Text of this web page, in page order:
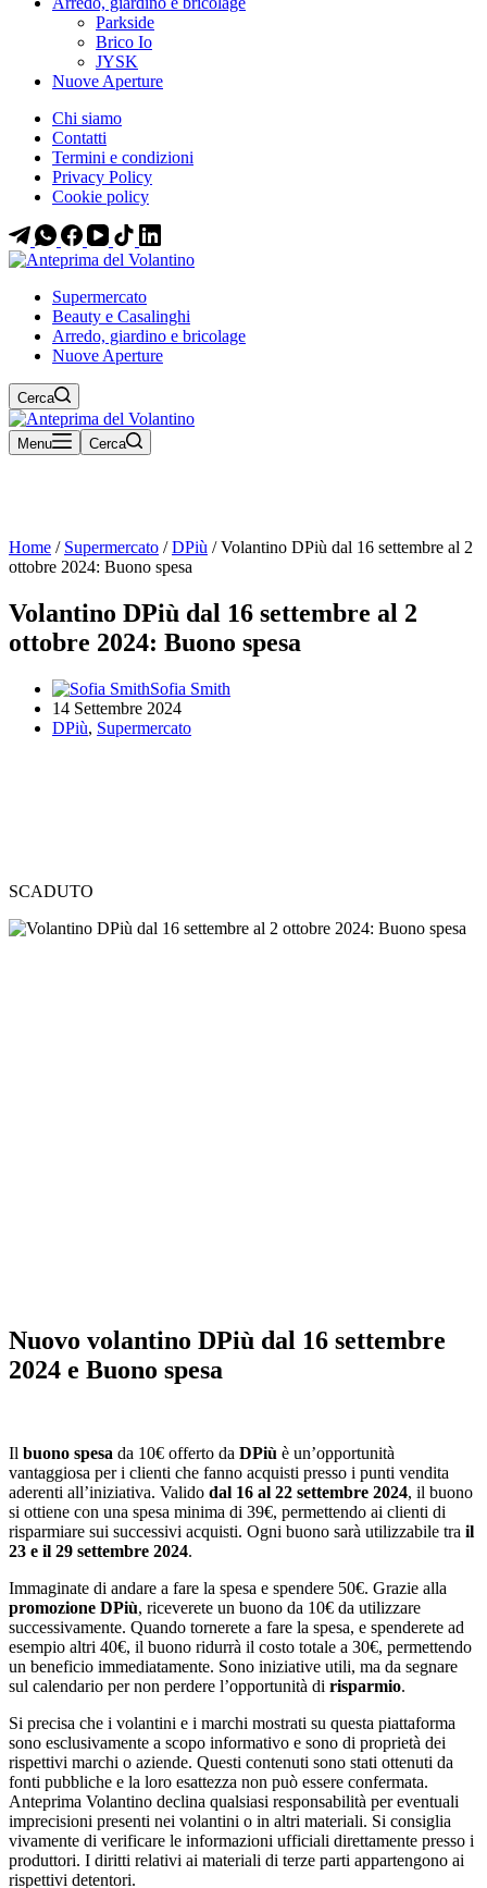
Parkside
Brico Io
JYSK
Nuove Aperture
Chi siamo
Contatti
Termini e condizioni
Privacy Policy
Cookie policy
Supermercato
Beauty e Casalinghi
Arredo, giardino e bricolage
Nuove Aperture
Cerca
Menu Cerca
Home / Supermercato /DPiù /Volantino DPiù dal 16 settembre al 2
ottobre 2024: Buono spesa
Volantino DPiù dal 16 settembre al 2
ottobre 2024: Buono spesa
Sofia Smith
14 Settembre 2024
DPiù, Supermercato
SCADUTO
Nuovo volantino DPiù dal 16 settembre
2024 e Buono spesa
Il buono spesa da 10€ offerto da DPiù è un’opportunità
vantaggiosa per i clienti che fanno acquisti presso i punti vendita
aderenti all’iniziativa. Valido dal 16 al 22 settembre 2024, il buono
si ottiene con una spesa minima di 39€, permettendo ai clienti di
risparmiare sui successivi acquisti. Ogni buono sarà utilizzabile tra il
23 e il 29 settembre 2024.
Immaginate di andare a fare la spesa e spendere 50€. Grazie alla
promozione DPiù, riceverete un buono da 10€ da utilizzare
successivamente. Quando tornerete a fare la spesa, e spenderete ad
esempio altri 40€, il buono ridurrà il costo totale a 30€, permettendo
un beneficio immediatamente. Sono iniziative utili, ma da segnare
sul calendario per non perdere l’opportunità di risparmio.
Si precisa che i volantini e i marchi mostrati su questa piattaforma
sono esclusivamente a scopo informativo e sono di proprietà dei
rispettivi marchi o aziende. Questi contenuti sono stati ottenuti da
fonti pubbliche e la loro esattezza non può essere confermata.
Anteprima Volantino declina qualsiasi responsabilità per eventuali
imprecisioni presenti nei volantini o in altri materiali. Si consiglia
vivamente di verificare le informazioni ufficiali direttamente presso i
produttori. I diritti relativi ai materiali di terze parti appartengono ai
rispettivi detentori.